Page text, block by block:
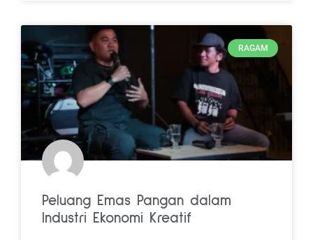
RAGAM
Peluang Emas Pangan dalam
Industri Ekonomi Kreatif